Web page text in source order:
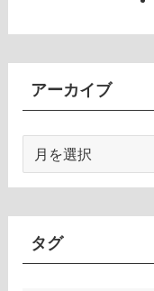
アーカイブ
カ
タグ